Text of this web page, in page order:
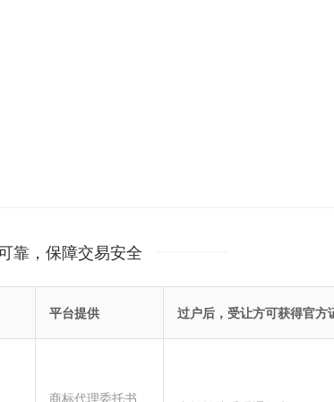
靠，保障交易安全
平台提供 过户后，受让方可获得官方
商标代理委托书